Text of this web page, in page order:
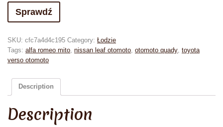
Sprawdź
SKU: cfc7a4d4c195 Category: Łodzie
Tags: alfa romeo mito nissan leaf otomoto otomoto quady toyota
verso otomoto
Description
Description